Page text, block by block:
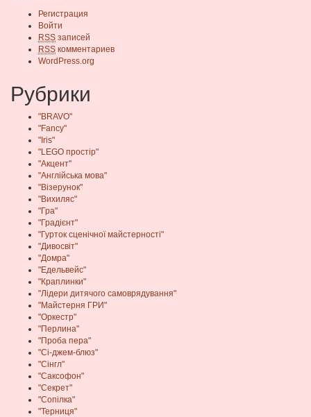
Регистрация
Войти
RSS записей
RSS комментариев
WordPress.org
Рубрики
"BRAVO"
"Fancy"
"Iris"
"LEGO простір"
"Акцент"
"Англійська мова"
"Візерунок"
"Вихиляс"
"Гра"
"Градієнт"
"Гурток сценічної майстерності"
"Дивосвіт"
"Домра"
"Едельвейс"
"Краплинки"
"Лідери дитячого самоврядування"
"Майстерня ГРИ"
"Оркестр"
"Перлина"
"Проба пера"
"Сі-джем-блюз"
"Сінгл"
"Саксофон"
"Секрет"
"Сопілка"
"Терниця"